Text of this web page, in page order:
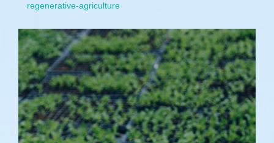
regenerative-agriculture